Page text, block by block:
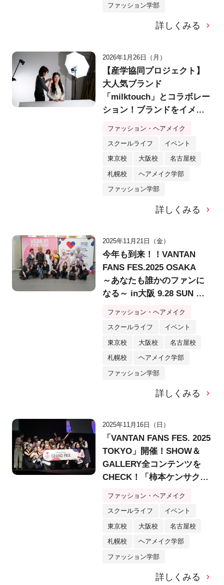
ファッション学部
詳しくみる
2026年1月26日（月）
【産学協同プロジェクト】
大人気ブランド
「milktouch」とコラボレー
ション！ブランドをイメー
ファッション・ヘアメイク
スクールライフ イベント
東京校 大阪校 名古屋校
札幌校 ヘアメイク学部
ファッション学部
詳しくみる
2025年11月21日（金）
今年も到来！！VANTAN
FANS FES.2025 OSAKA
～あなたも誰かのファンに
なる～ in大阪 9.28 SUN @
ファッション・ヘアメイク
スクールライフ イベント
東京校 大阪校 名古屋校
札幌校 ヘアメイク学部
ファッション学部
詳しくみる
2025年11月16日（日）
「VANTAN FANS FES. 2025
TOKYO」開催！SHOW＆
GALLERY全コンテンツを
CHECK！「柿本ケンサク
ファッション・ヘアメイク
スクールライフ イベント
東京校 大阪校 名古屋校
札幌校 ヘアメイク学部
ファッション学部
詳しくみる